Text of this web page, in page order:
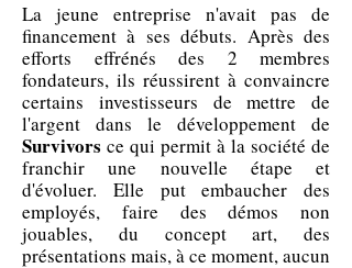
La jeune entreprise n'avait pas de
financement à ses débuts. Après des
efforts effrénés des 2 membres
fondateurs, ils réussirent à convaincre
certains investisseurs de mettre de
l'argent dans le développement de
Survivors ce qui permit à la société de
franchir une nouvelle étape et
d'évoluer. Elle put embaucher des
employés, faire des démos non
jouables, du concept art, des
présentations mais, à ce moment, aucun